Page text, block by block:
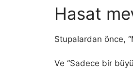
Hasat
Stupalardan önce,
Ve “Sadece bir